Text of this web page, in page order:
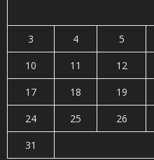
3
4 5
10
11 12
17
18 19
24
25 26
31